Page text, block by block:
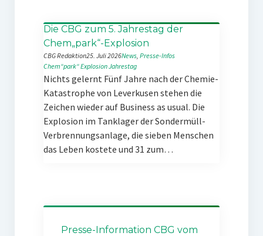
Die CBG zum 5. Jahrestag der
Chem„park“-Explosion
CBG Redaktion25. Juli 2026News, Presse-Infos
Chem“park“ExplosionJahrestag
Nichts gelernt Fünf Jahre nach der Chemie-
Katastrophe von Leverkusen stehen die
Zeichen wieder auf Business as usual. Die
Explosion im Tanklager der Sondermüll-
Verbrennungsanlage, die sieben Menschen
das Leben kostete und 31 zum…
Presse-Information CBG vom